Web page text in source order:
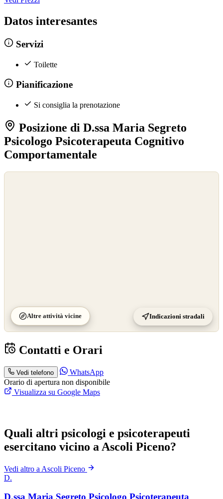
Datos interesantes
Servizi
Toilette
Pianificazione
Si consiglia la prenotazione
Posizione di D.ssa Maria Segreto
Psicologo Psicoterapeuta Cognitivo
Comportamentale
Altre attività vicine Indicazioni stradali
Contatti e Orari
Vedi telefono
WhatsApp
Orario di apertura non disponibile
Visualizza su Google Maps
Quali altri psicologi e psicoterapeuti
esercitano vicino a Ascoli Piceno?
Vedi altro a Ascoli Piceno
D.